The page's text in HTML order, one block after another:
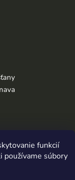
funkcií
používame súbory